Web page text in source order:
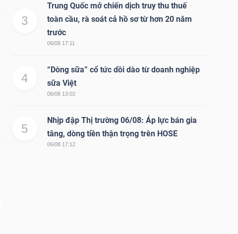
3
Trung Quốc mở chiến dịch truy thu thuế
toàn cầu, rà soát cả hồ sơ từ hơn 20 năm
trước
06/08 17:11
4
“Dòng sữa” cổ tức dồi dào từ doanh nghiệp
sữa Việt
06/08 13:02
5
Nhịp đập Thị trường 06/08: Áp lực bán gia
tăng, dòng tiền thận trọng trên HOSE
06/08 17:12